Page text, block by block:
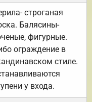
строганая
Балясины-
фигурные.
ограждение в
стиле.
у входа.